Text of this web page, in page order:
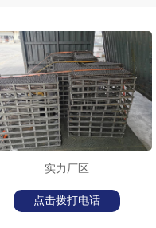
实力厂区
点击拨打电话